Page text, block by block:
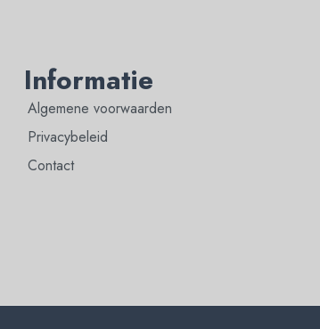
Informatie
Algemene voorwaarden
Privacybeleid
Contact